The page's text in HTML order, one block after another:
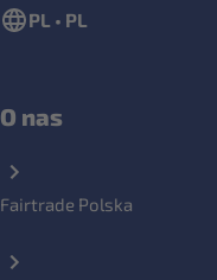
PL • PL
O nas
Fairtrade Polska